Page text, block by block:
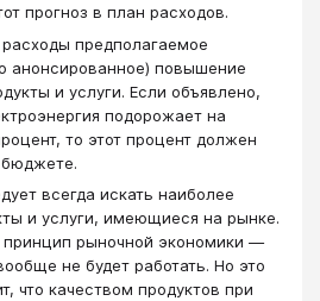
прогноз в план расходов.
предполагаемое
анонсированное) повышение
и услуги. Если объявлено,
подорожает на
то этот процент должен
всегда искать наиболее
и услуги, имеющиеся на рынке.
принцип рыночной экономики —
не будет работать. Но это
что качеством продуктов при